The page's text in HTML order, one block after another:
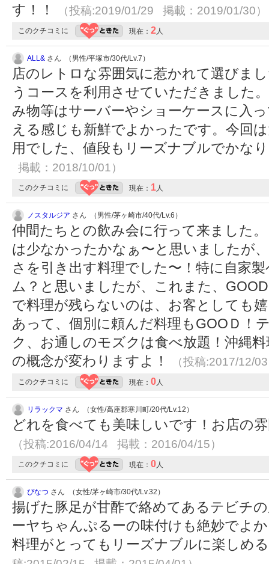
す！！
（投稿:2019/01/29 掲載：2019/01/30）
このクチコミに 現在： 2人
ALL& さん （男性/平塚市/30代/Lv.7）
店のレトロな雰囲気に惹かれて選びま
うコースを利用させていただきました
み物等はサーバーやショーケースに入
える感じも新鮮でよかったです。今回
用でした、値段もリーズナブルでかな
掲載：2018/10/01）
このクチコミに 現在： 1人
ノスタルジア さん （男性/茅ヶ崎市/40代/Lv.6）
仲間たちとの飲み会に行って来ました
は少なかったかなぁ〜と思いましたが
さを引き出す料理でした〜！特に自家
ム？と思いましたが、これまた、
で料理が残らないのは、お客としても
あって、個別に頼んだ料理もGOOＤ！
ク、お通しのモズクは食べ放題！沖縄
の概念が変わりますよ！
（投稿:2017/12/
このクチコミに 現在： 0人
リラックマ さん （女性/高座郡寒川町/20代/Lv.12）
どれを食べても美味しいです！お店の
（投稿:2016/04/14 掲載：2016/04/15）
このクチコミに 現在： 0人
ぴなつ さん （女性/茅ヶ崎市/30代/Lv.32）
揚げた豚足が甘酢で絡めてあるテビチ
ーヤちゃんぷるーの味付けも絶妙でよ
料理がとってもリーズナブルに楽しめ